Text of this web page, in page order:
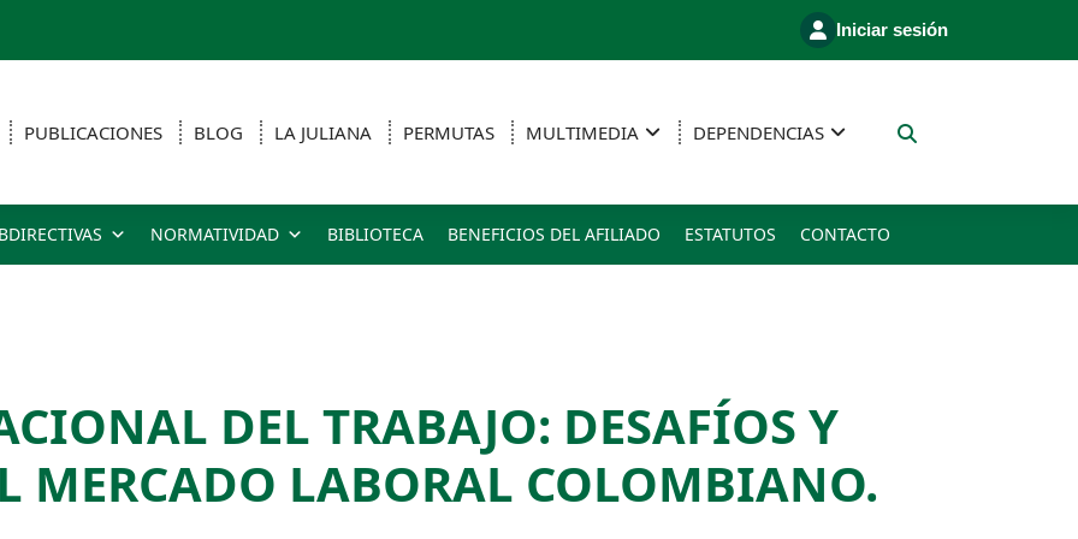
Iniciar sesión
PUBLICACIONES BLOG LA JULIANA PERMUTAS MULTIMEDIA DEPENDENCIAS
NORMATIVIDAD BIBLIOTECA BENEFICIOS DEL AFILIADO ESTATUTOS CONTACTO
DEL TRABAJO: DESAFÍOS Y
MERCADO LABORAL COLOMBIANO.​